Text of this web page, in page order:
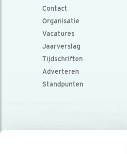
Contact
Organisatie
Vacatures
Jaarverslag
Tijdschriften
Adverteren
Standpunten